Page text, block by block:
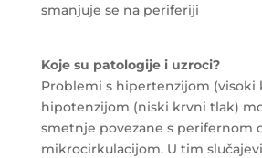
smanjuje se na periferiji
Koje su patologije i uzroci?
Problemi s hipertenzijom (visoki
hipotenzijom (niski krvni tlak)
smetnje povezane s perifernom
mikrocirkulacijom. U tim